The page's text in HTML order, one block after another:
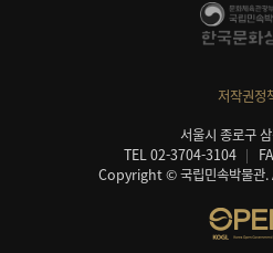
저작권정
서울시 종로구
TEL 02-3704-3104
Copyright © 국립민속박물